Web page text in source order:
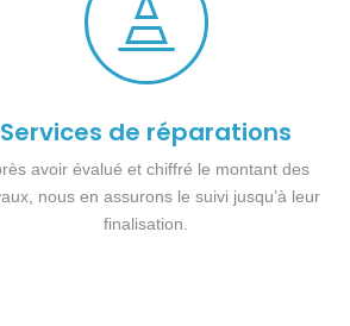

Services de réparations
avoir évalué et chiffré le montant des
nous en assurons le suivi jusqu’à leur
finalisation.